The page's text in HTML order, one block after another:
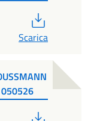
Scarica